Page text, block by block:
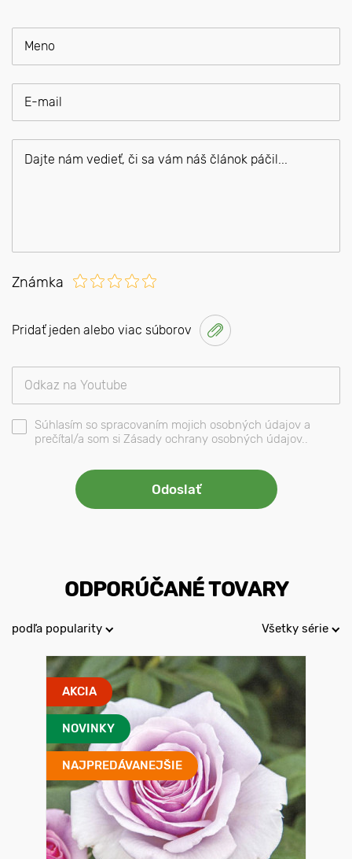
Známka
Pridať jeden alebo viac súborov
Súhlasím so spracovaním mojich osobných údajov a
prečítal/a som si Zásady ochrany osobných údajov..
ODPORÚČANÉ TOVARY
podľa popularity Všetky série
AKCIA
NOVINKY
NAJPREDÁVANEJŠIE